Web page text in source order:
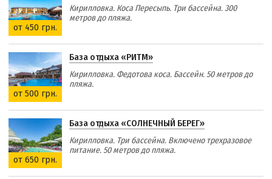
от 450 грн.
Кирилловка. Коса Пересыпь. Три бассейна. 300
метров до пляжа.
от 500 грн.
База отдыха «РИТМ»
Кирилловка. Федотова коса. Бассейн. 50 метров до
пляжа.
от 650 грн.
База отдыха «СОЛНЕЧНЫЙ БЕРЕГ»
Кирилловка. Три бассейна. Включено трехразовое
питание. 50 метров до пляжа.